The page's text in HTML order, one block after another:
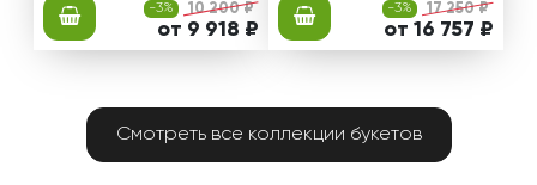
-3% 10 200 ₽
от 9 918 ₽
-3% 17 250 ₽
от 16 757 ₽
Смотреть все коллекции букетов